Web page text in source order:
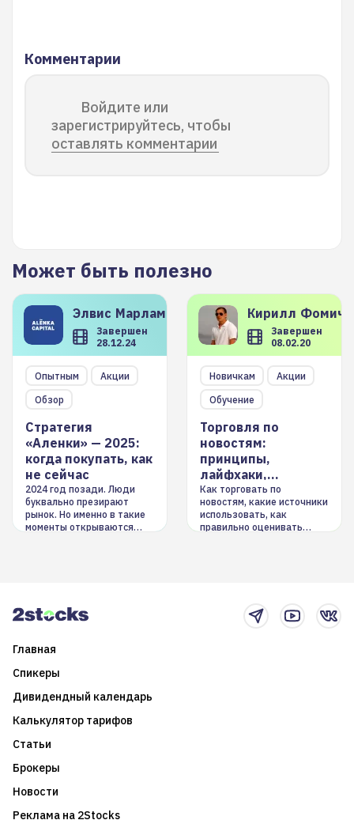
Комментарии
Войдите или
зарегистрируйтесь, чтобы
оставлять комментарии
Может быть полезно
Элвис Марламов
Завершен
28.12.24
Опытным
Акции
Обзор
Стратегия
«Аленки» — 2025:
когда покупать, как
не сейчас
2024 год позади. Люди
буквально презирают
рынок. Но именно в такие
моменты открываются
Кирилл
Завершен
08.02.20
Новичкам
Акции
Обучение
Торговля по
новостям:
принципы,
лайфхаки,
инструменты
Как торговать по
новостям, какие источники
использовать, как
правильно оценивать
Главная
Спикеры
Дивидендный календарь
Калькулятор тарифов
Статьи
Брокеры
Новости
Реклама на 2Stocks